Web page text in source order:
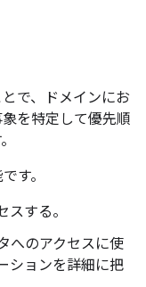
で、ドメインにお
を特定して優先順
す。
する。
へのアクセスに使
ションを詳細に把